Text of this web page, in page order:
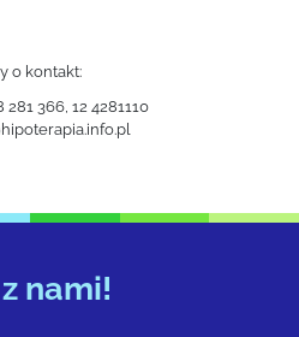
o kontakt:
366, 12 4281110
nami!